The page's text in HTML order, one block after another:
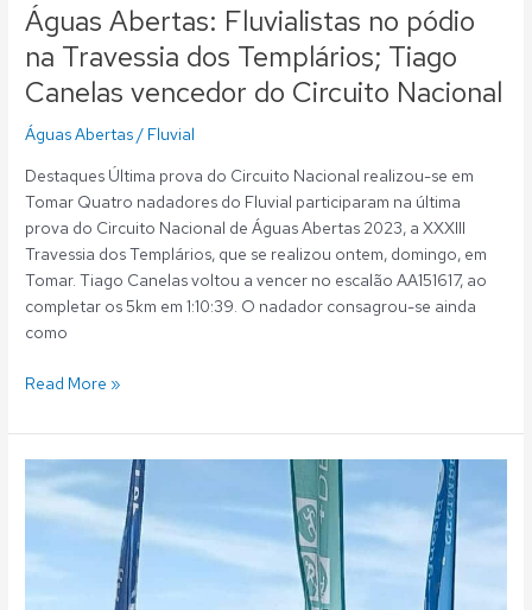
Águas Abertas: Fluvialistas no pódio
na Travessia dos Templários; Tiago
Canelas vencedor do Circuito Nacional
Águas Abertas/ Fluvial
Destaques Última prova do Circuito Nacional realizou-se em
Tomar Quatro nadadores do Fluvial participaram na última
prova do Circuito Nacional de Águas Abertas 2023, a XXXIII
Travessia dos Templários, que se realizou ontem, domingo, em
Tomar. Tiago Canelas voltou a vencer no escalão AA151617, ao
completar os 5km em 1:10:39. O nadador consagrou-se ainda
como
Read More »
Águas
Abertas:
Dois